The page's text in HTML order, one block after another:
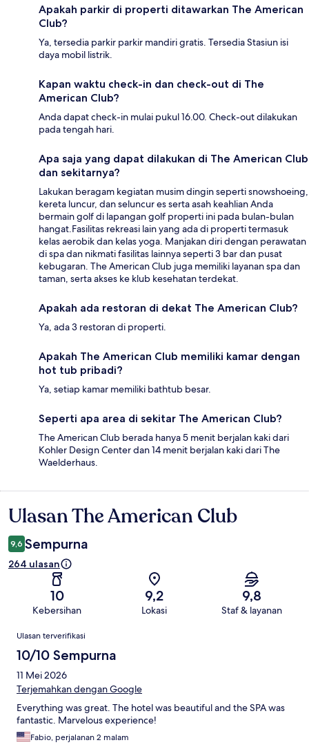
Apakah parkir di properti ditawarkan The American
Club?
Ya, tersedia parkir parkir mandiri gratis. Tersedia Stasiun isi
daya mobil listrik.
Kapan waktu check-in dan check-out di The
American Club?
Anda dapat check-in mulai pukul 16.00. Check-out dilakukan
pada tengah hari.
Apa saja yang dapat dilakukan di The American Club
dan sekitarnya?
Lakukan beragam kegiatan musim dingin seperti snowshoeing,
kereta luncur, dan seluncur es serta asah keahlian Anda
bermain golf di lapangan golf properti ini pada bulan-bulan
hangat.Fasilitas rekreasi lain yang ada di properti termasuk
kelas aerobik dan kelas yoga. Manjakan diri dengan perawatan
di spa dan nikmati fasilitas lainnya seperti 3 bar dan pusat
kebugaran. The American Club juga memiliki layanan spa dan
taman, serta akses ke klub kesehatan terdekat.
Apakah ada restoran di dekat The American Club?
Ya, ada 3 restoran di properti.
Apakah The American Club memiliki kamar dengan
hot tub pribadi?
Ya, setiap kamar memiliki bathtub besar.
Seperti apa area di sekitar The American Club?
The American Club berada hanya 5 menit berjalan kaki dari
Kohler Design Center dan 14 menit berjalan kaki dari The
Waelderhaus.
Ulasan
Ulasan The American Club
9,6 Sempurna
264 ulasan
10
Kebersihan
9,2
Lokasi
9,8
Staf & layanan
Ulasan
Ulasan terverifikasi
10/10 Sempurna
11 Mei 2026
Terjemahkan dengan Google
Everything was great. The hotel was beautiful and the SPA was
fantastic. Marvelous experience!
Fabio, perjalanan 2 malam